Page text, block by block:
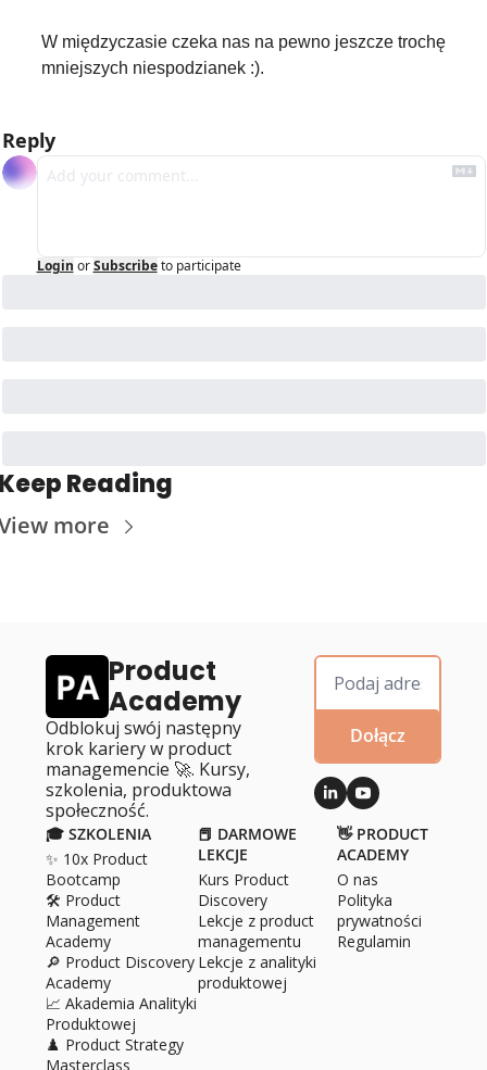
W międzyczasie czeka nas na pewno jeszcze trochę
mniejszych niespodzianek :).
Reply
Login or Subscribe to participate
Reading
more
Product
Academy
Odblokuj swój następny
krok kariery w product
managemencie 🚀. Kursy,
szkolenia, produktowa
społeczność.
Dołącz
🎓 SZKOLENIA
✨ 10x Product
Bootcamp
🛠️ Product
Management
Academy
🔎 Product Discovery
Academy
📈 Akademia Analityki
Produktowej
♟️ Product Strategy
Masterclass
📕 DARMOWE
LEKCJE
Kurs Product
Discovery
Lekcje z product
managementu
Lekcje z analityki
produktowej
👋 PRODUCT
ACADEMY
O nas
Polityka
prywatności
Regulamin